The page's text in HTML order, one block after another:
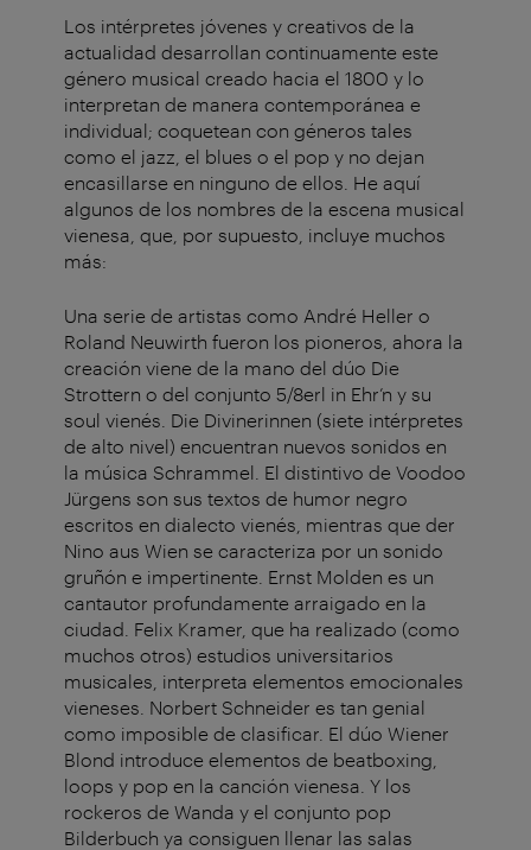
Los intérpretes jóvenes y creativos de la
actualidad desarrollan continuamente este
género musical creado hacia el 1800 y lo
interpretan de manera contemporánea e
individual; coquetean con géneros tales
como el jazz, el blues o el pop y no dejan
encasillarse en ninguno de ellos. He aquí
algunos de los nombres de la escena musical
vienesa, que, por supuesto, incluye muchos
más:
Una serie de artistas como André Heller o
Roland Neuwirth fueron los pioneros, ahora la
creación viene de la mano del dúo Die
Strottern o del conjunto 5/8erl in Ehr’n y su
soul vienés. Die Divinerinnen (siete intérpretes
de alto nivel) encuentran nuevos sonidos en
la música Schrammel. El distintivo de Voodoo
Jürgens son sus textos de humor negro
escritos en dialecto vienés, mientras que der
Nino aus Wien se caracteriza por un sonido
gruñón e impertinente. Ernst Molden es un
cantautor profundamente arraigado en la
ciudad. Felix Kramer, que ha realizado (como
muchos otros) estudios universitarios
musicales, interpreta elementos emocionales
vieneses. Norbert Schneider es tan genial
como imposible de clasificar. El dúo Wiener
Blond introduce elementos de beatboxing,
loops y pop en la canción vienesa. Y los
rockeros de Wanda y el conjunto pop
Bilderbuch ya consiguen llenar las salas